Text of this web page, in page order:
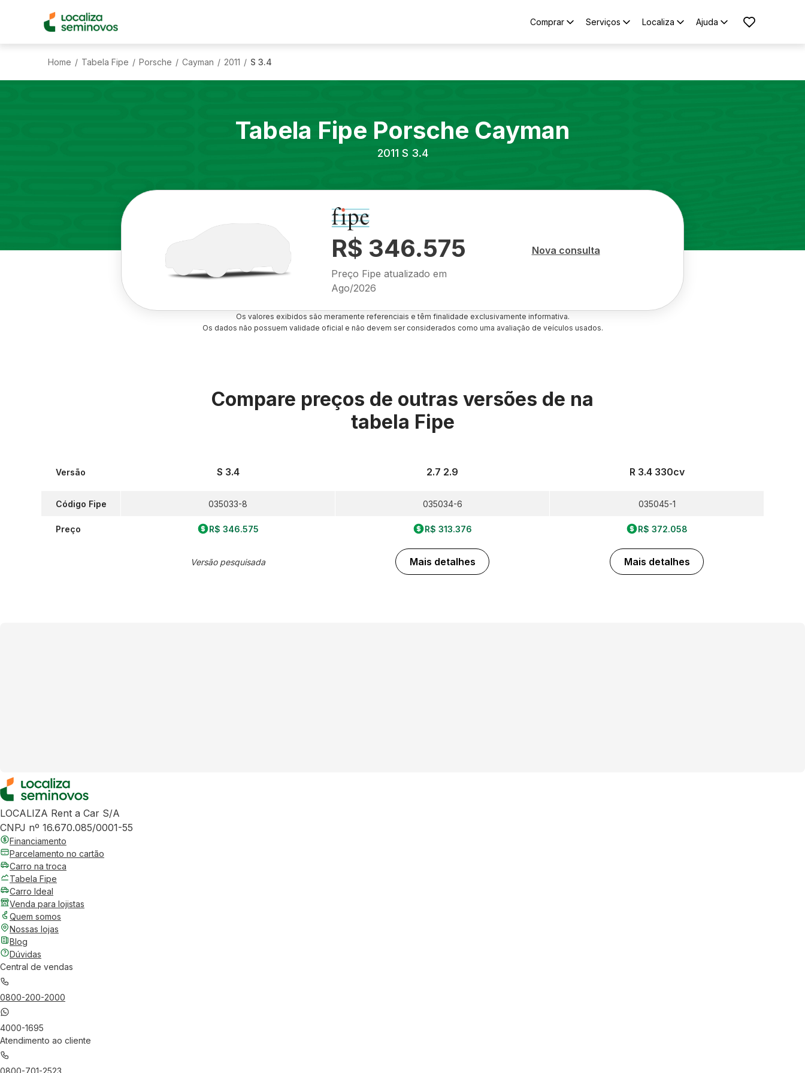
Comprar Serviços Localiza Ajuda
Home / Tabela Fipe / Porsche / Cayman / 2011 / S 3.4
Tabela Fipe Porsche Cayman
2011 S 3.4
R$ 346.575
Preço Fipe atualizado em
Ago/2026
Nova consulta
Os valores exibidos são meramente referenciais e têm finalidade exclusivamente informativa.
Os dados não possuem validade oficial e não devem ser considerados como uma avaliação de veículos usados.
Compare preços de outras versões de na
tabela Fipe
Versão
Código Fipe
Preço
S 3.4
035033-8
R$ 346.575
Versão pesquisada
2.7 2.9
035034-6
R$ 313.376
Mais detalhes
R 3.4 330cv
035045-1
R$ 372.058
Mais detalhes
LOCALIZA Rent a Car S/A
CNPJ nº 16.670.085/0001-55
Financiamento
Parcelamento no cartão
Carro na troca
Tabela Fipe
Carro Ideal
Venda para lojistas
Quem somos
Nossas lojas
Blog
Dúvidas
Central de vendas
0800-200-2000
4000-1695
Atendimento ao cliente
0800-701-2523